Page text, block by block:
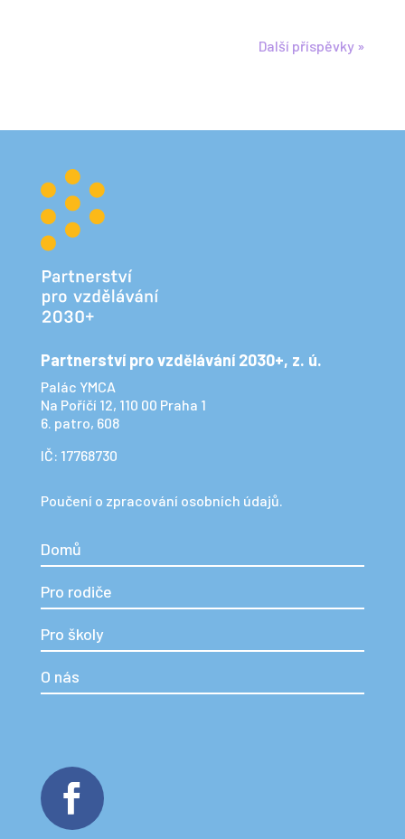
Další příspěvky »
Partnerství pro vzdělávání 2030+, z. ú.
Palác YMCA
Na Poříčí 12, 110 00 Praha 1
6. patro, 608
IČ: 17768730
Poučení o zpracování osobních údajů.
Domů
Pro rodiče
Pro školy
O nás